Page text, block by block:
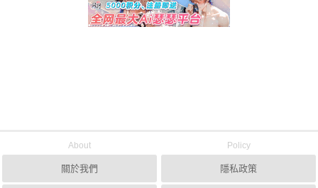
About
關於我們
Policy
隱私政策